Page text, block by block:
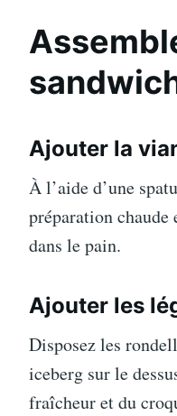
Ajouter la
À l’aide d’une
préparation
dans le pain.
Ajouter les
Disposez les
iceberg sur le
fraîcheur et du